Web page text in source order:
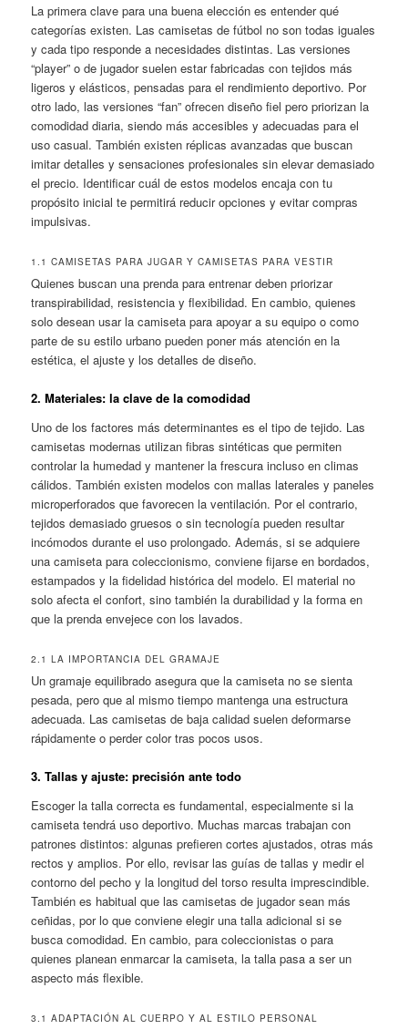
La primera clave para una buena elección es entender qué
categorías existen. Las camisetas de fútbol no son todas iguales
y cada tipo responde a necesidades distintas. Las versiones
“player” o de jugador suelen estar fabricadas con tejidos más
ligeros y elásticos, pensadas para el rendimiento deportivo. Por
otro lado, las versiones “fan” ofrecen diseño fiel pero priorizan la
comodidad diaria, siendo más accesibles y adecuadas para el
uso casual. También existen réplicas avanzadas que buscan
imitar detalles y sensaciones profesionales sin elevar demasiado
el precio. Identificar cuál de estos modelos encaja con tu
propósito inicial te permitirá reducir opciones y evitar compras
impulsivas.
1.1 CAMISETAS PARA JUGAR Y CAMISETAS PARA VESTIR
Quienes buscan una prenda para entrenar deben priorizar
transpirabilidad, resistencia y flexibilidad. En cambio, quienes
solo desean usar la camiseta para apoyar a su equipo o como
parte de su estilo urbano pueden poner más atención en la
estética, el ajuste y los detalles de diseño.
2. Materiales: la clave de la comodidad
Uno de los factores más determinantes es el tipo de tejido. Las
camisetas modernas utilizan fibras sintéticas que permiten
controlar la humedad y mantener la frescura incluso en climas
cálidos. También existen modelos con mallas laterales y paneles
microperforados que favorecen la ventilación. Por el contrario,
tejidos demasiado gruesos o sin tecnología pueden resultar
incómodos durante el uso prolongado. Además, si se adquiere
una camiseta para coleccionismo, conviene fijarse en bordados,
estampados y la fidelidad histórica del modelo. El material no
solo afecta el confort, sino también la durabilidad y la forma en
que la prenda envejece con los lavados.
2.1 LA IMPORTANCIA DEL GRAMAJE
Un gramaje equilibrado asegura que la camiseta no se sienta
pesada, pero que al mismo tiempo mantenga una estructura
adecuada. Las camisetas de baja calidad suelen deformarse
rápidamente o perder color tras pocos usos.
3. Tallas y ajuste: precisión ante todo
Escoger la talla correcta es fundamental, especialmente si la
camiseta tendrá uso deportivo. Muchas marcas trabajan con
patrones distintos: algunas prefieren cortes ajustados, otras más
rectos y amplios. Por ello, revisar las guías de tallas y medir el
contorno del pecho y la longitud del torso resulta imprescindible.
También es habitual que las camisetas de jugador sean más
ceñidas, por lo que conviene elegir una talla adicional si se
busca comodidad. En cambio, para coleccionistas o para
quienes planean enmarcar la camiseta, la talla pasa a ser un
aspecto más flexible.
3.1 ADAPTACIÓN AL CUERPO Y AL ESTILO PERSONAL